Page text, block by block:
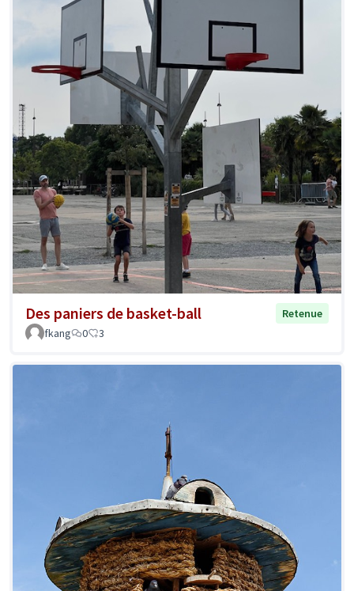
Des paniers de basket-ball
Retenue
fkang
0 3